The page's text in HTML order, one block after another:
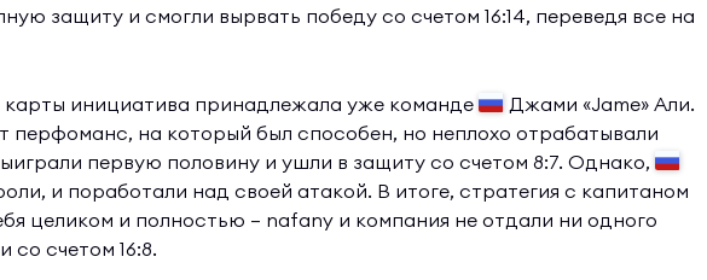
защиту и смогли вырвать победу со счетом 16:14, переведя все на
инициатива принадлежала уже команде
Джами «Jame» Али.
перфоманс, на который был способен, но неплохо отрабатывали
первую половину и ушли в защиту со счетом 8:7. Однако,
и поработали над своей атакой. В итоге, стратегия с капитаном
целиком и полностью — nafany и компания не отдали ни одного
со счетом 16:8.